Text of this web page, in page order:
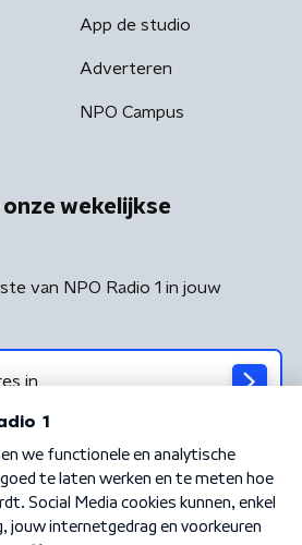
App de studio
Adverteren
NPO Campus
wekelijkse
van NPO Radio 1 in jouw